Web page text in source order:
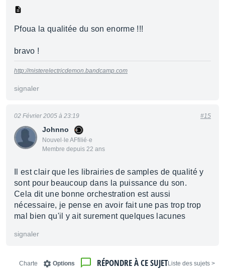
Pfoua la qualitée du son enorme !!!
bravo !
http://misterelectricdemon.bandcamp.com
signaler
Johnno
Nouvel·le AFfilié·e
Membre depuis 22 ans
02 Février 2005 à 23:19 #15
Il est clair que les librairies de samples de qualité y
sont pour beaucoup dans la puissance du son.
Cela dit une bonne orchestration est aussi
nécessaire, je pense en avoir fait une pas trop trop
mal bien qu'il y ait surement quelques lacunes
signaler
< Liste des sujets
RÉPONDRE À CE SUJET
Options
Charte